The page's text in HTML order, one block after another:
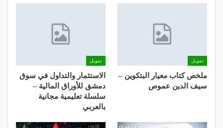
تمويل
ملخص كتاب معيار البتكوين –
سيف الدين عموص
تمويل
الاستثمار والتداول في سوق
دمشق للأوراق المالية –
سلسلة تعليمية مجانية
بالعربي